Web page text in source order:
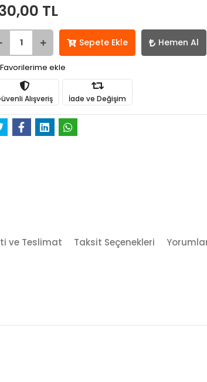
TL
Sepete Ekle Hemen Al
Favorilerime ekle
Alışveriş İade ve Değişim
ve Teslimat Taksit Seçenekleri